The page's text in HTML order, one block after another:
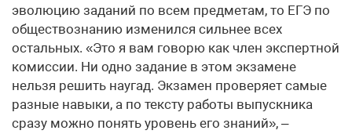
эволюцию заданий по всем предметам, то ЕГЭ по
обществознанию изменился сильнее всех
остальных. «Это я вам говорю как член экспертной
комиссии. Ни одно задание в этом экзамене
нельзя решить наугад. Экзамен проверяет самые
разные навыки, а по тексту работы выпускника
сразу можно понять уровень его знаний», –